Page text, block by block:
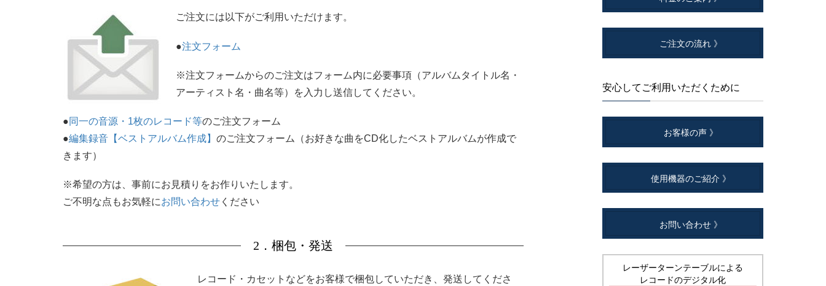
ご注文には以下がご利用いただけます。
●注文フォーム
※注文フォームからのご注文はフォーム内に必要事項（アルバムタイトル名・
アーティスト名・曲名等）を入力し送信してください。
●同一の音源・1枚のレコード等のご注文フォーム
●編集録音【ベストアルバム作成】 のご注文フォーム（お好きな曲をCD化したベストアルバムが作成で
きます）
※希望の方は、事前にお見積りをお作りいたします。
ご不明な点もお気軽にお問い合わせ ください
2．梱包・発送
レコード・カセットなどをお客様で梱包していただき、発送してくださ
ご注文の流れ 》
安心してご利用いただくために
お客様の声 》
使用機器のご紹介 》
お問い合わせ 》
レーザーターンテーブルによる
レコードのデジタル化